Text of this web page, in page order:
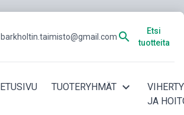
barkholtin.taimisto@gmail.com search
Etsi
tuotteita
ETUSIVU TUOTERYHMÄT expand_more
JA